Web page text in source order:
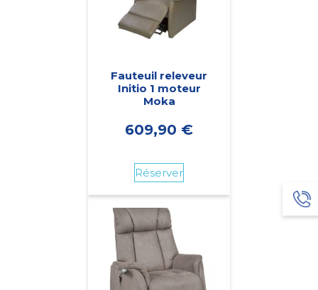
Fauteuil releveur
Initio 1 moteur
Moka
609,90 €
Réserver